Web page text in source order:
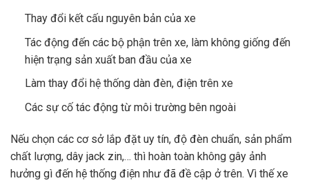
Thay đổi kết cấu nguyên bản của xe
Tác động đến các bộ phận trên xe, làm không giống đến
hiện trạng sản xuất ban đầu của xe
Làm thay đổi hệ thống dàn đèn, điện trên xe
Các sự cố tác động từ môi trường bên ngoài
Nếu chọn các cơ sở lắp đặt uy tín, độ đèn chuẩn, sản phẩm
chất lượng, dây jack zin,… thì hoàn toàn không gây ảnh
hưởng gì đến hệ thống điện như đã đề cập ở trên. Vì thế xe